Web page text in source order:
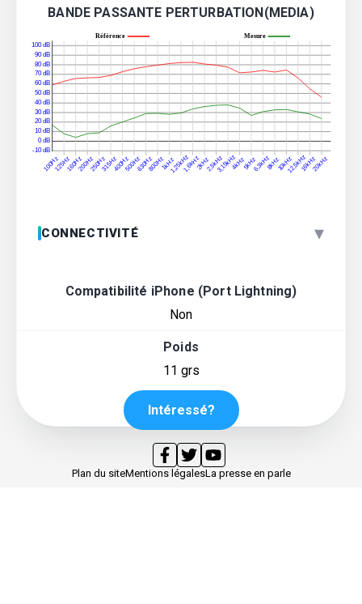
BANDE PASSANTE PERTURBATION(MEDIA)
CONNECTIVITÉ ▾
Compatibilité iPhone (Port Lightning)
Non
Poids
11 grs
Intéressé?
Plan du siteMentions légalesLa presse en parle